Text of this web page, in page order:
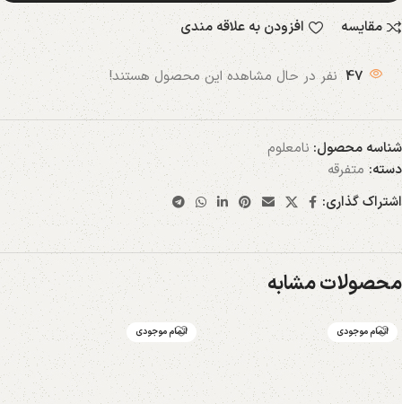
مقایسه
افزودن به علاقه مندی
47 نفر در حال مشاهده این محصول هستند!
شناسه محصول:نامعلوم
دسته: متفرقه
اشتراک گذاری:
محصولات مشابه
اتمام موجودی اتمام موجودی